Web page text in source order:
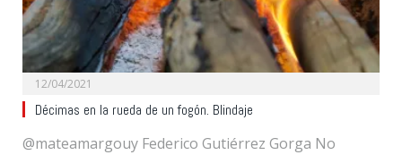
12/04/2021
Décimas en la rueda de un fogón. Blindaje
@mateamargouy Federico Gutiérrez Gorga No